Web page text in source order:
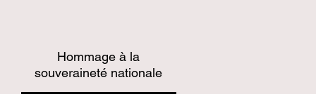
Hommage à la
souveraineté nationale